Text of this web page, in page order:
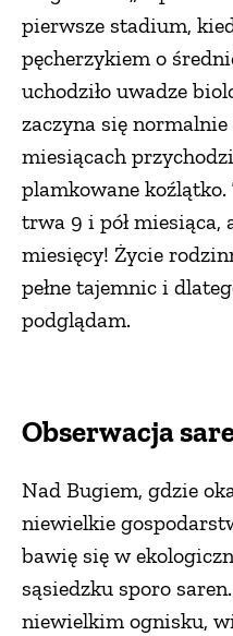
pierwsze stadium,
pęcherzykiem o
uchodziło uwadze
zaczyna się
miesiącach
plamkowane
trwa 9 i pół miesiąca,
miesięcy! Życie
pełne tajemnic i
podglądam.
Obserwacja
Nad Bugiem, gdzie
niewielkie
bawię się w
sąsiedzku sporo
niewielkim ognisku,